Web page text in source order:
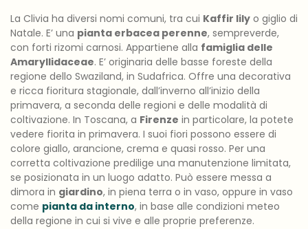
La Clivia ha diversi nomi comuni, tra cui Kaffir lily o giglio di
Natale. E’ una pianta erbacea perenne, sempreverde,
con forti rizomi carnosi. Appartiene alla famiglia delle
Amaryllidaceae. E’ originaria delle basse foreste della
regione dello Swaziland, in Sudafrica. Offre una decorativa
e ricca fioritura stagionale, dall’inverno all’inizio della
primavera, a seconda delle regioni e delle modalità di
coltivazione. In Toscana, a Firenze in particolare, la potete
vedere fiorita in primavera. I suoi fiori possono essere di
colore giallo, arancione, crema e quasi rosso. Per una
corretta coltivazione predilige una manutenzione limitata,
se posizionata in un luogo adatto. Può essere messa a
dimora in giardino, in piena terra o in vaso, oppure in vaso
come pianta da interno, in base alle condizioni meteo
della regione in cui si vive e alle proprie preferenze.